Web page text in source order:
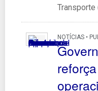
Transporte
NOTÍCIAS •